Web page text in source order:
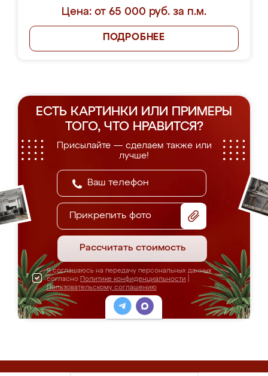
Цена: от 65 000 руб. за п.м.
ПОДРОБНЕЕ
ЕСТЬ КАРТИНКИ ИЛИ ПРИМЕРЫ
ТОГО, ЧТО НРАВИТСЯ?
Присылайте — сделаем также или
лучше!
Прикрепить фото
Рассчитать стоимость
Я соглашаюсь на передачу персональных данных
согласно Политике конфиденциальности
Пользовательскому соглашению